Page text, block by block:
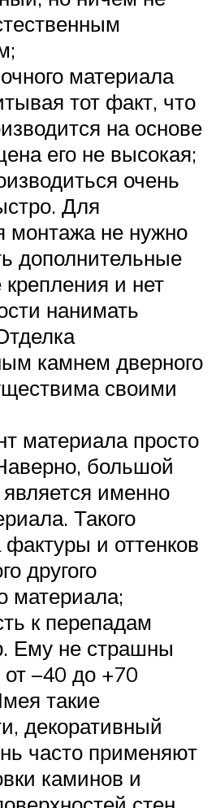
материала
тот факт, что
на основе
его не высокая;
очень
Для
монтажа не нужно
дополнительные
и нет
нанимать
камнем дверного
своими
материала просто
большой
именно
Такого
фактуры и оттенков
другого
материала;
к перепадам
Ему не страшны
от –40 до +70
такие
декоративный
часто применяют
каминов и